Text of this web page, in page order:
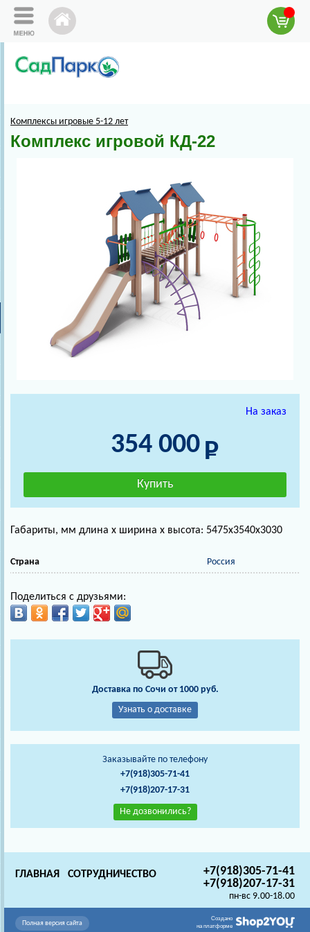
Комплексы игровые 5-12 лет
Комплекс игровой КД-22
На заказ
354 000
Габариты, мм длина х ширина х высота: 5475х3540х3030
Страна Россия
Поделиться с друзьями:
Доставка по Сочи от 1000 руб.
Узнать о доставке
Заказывайте по телефону
+7(918)305-71-41
+7(918)207-17-31
Не дозвонились?
+7(918)305-71-41
+7(918)207-17-31
пн-вс 9.00-18.00
ГЛАВНАЯ СОТРУДНИЧЕСТВО
Создано
на платформе
Полная версия сайта